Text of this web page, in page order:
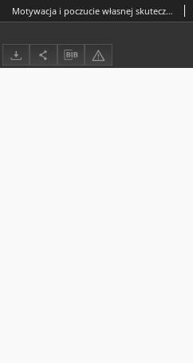
Motywacja i poczucie własnej skuteczności uczniów bydgoskich szkół podstawowych w trakcie zdalnego nauczania – z perspektywy rodziców